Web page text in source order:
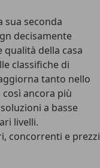
sua seconda
decisamente
della casa
classifiche di
tanto nello
ancora più
a basse
livelli.
concorrenti e prezzi